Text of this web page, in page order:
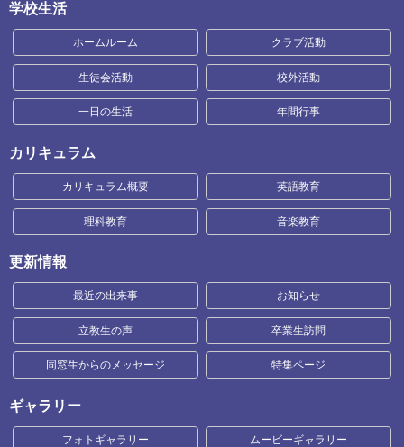
学校生活
ホームルーム クラブ活動
生徒会活動 校外活動
一日の生活 年間行事
カリキュラム
カリキュラム概要 英語教育
理科教育 音楽教育
更新情報
最近の出来事 お知らせ
立教生の声 卒業生訪問
同窓生からのメッセージ 特集ページ
ギャラリー
フォトギャラリー ムービーギャラリー